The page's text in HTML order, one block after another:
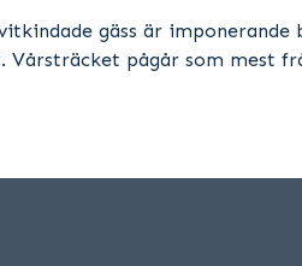
gäss är imponerande
Vårsträcket pågår som mest